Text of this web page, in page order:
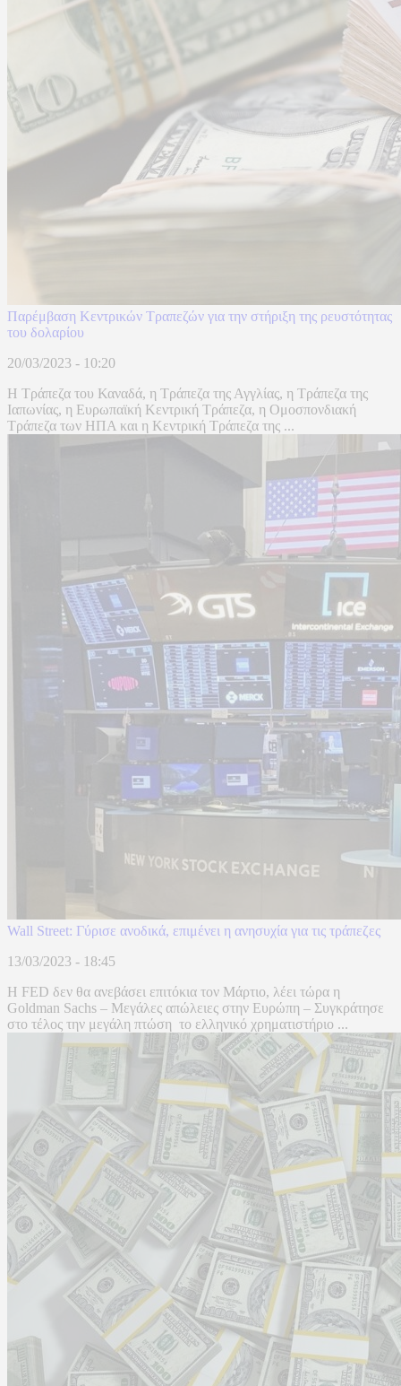
Παρέμβαση Κεντρικών Τραπεζών για την στήριξη της ρευστότητας
του δολαρίου
20/03/2023 - 10:20
Η Τράπεζα του Καναδά, η Τράπεζα της Αγγλίας, η Τράπεζα της
Ιαπωνίας, η Ευρωπαϊκή Κεντρική Τράπεζα, η Ομοσπονδιακή
Τράπεζα των ΗΠΑ και η Κεντρική Τράπεζα της ...
Wall Street: Γύρισε ανοδικά, επιμένει η ανησυχία για τις τράπεζες
13/03/2023 - 18:45
H FED δεν θα ανεβάσει επιτόκια τον Μάρτιο, λέει τώρα η
Goldman Sachs – Μεγάλες απώλειες στην Ευρώπη – Συγκράτησε
στο τέλος την μεγάλη πτώση το ελληνικό χρηματιστήριο ...